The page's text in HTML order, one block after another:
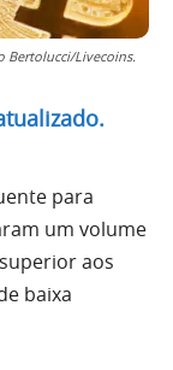
Bertolucci/Livecoins.
para
um volume
aos
baixa